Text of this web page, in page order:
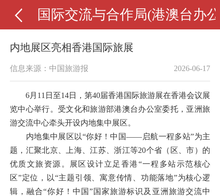
国际交流与合作局(港澳台办
内地展区亮相香港国际旅展
信息来源：中国旅游报 2026-06-17
6月11日至14日，第40届香港国际旅游展在香港会议展
览中心举行。受文化和旅游部港澳台办公室委托，亚洲旅
游交流中心牵头开设内地集中展区。
内地集中展区以“你好！中国——启航一程多站”为主
题，汇聚北京、上海、江苏、浙江等20个省（区、市）的
优质文旅资源。展区设计立足香港“一程多站示范核心
区”定位，以“主题引领、寓意传情、功能落地”为核心逻
辑，融合“你好！中国”国家旅游标识及亚洲旅游交流中